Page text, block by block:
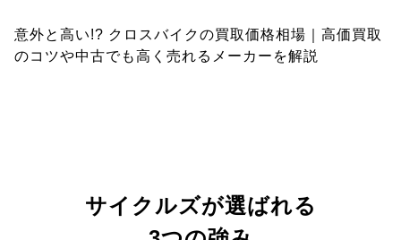
意外と高い!? クロスバイクの買取価格相場｜高価買取
のコツや中古でも高く売れるメーカーを解説
サイクルズが選ばれる